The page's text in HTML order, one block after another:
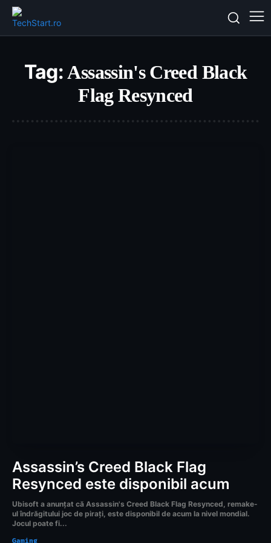
Tag:Assassin's Creed Black
Flag Resynced
Assassin’s Creed Black Flag
Resynced este disponibil acum
Ubisoft a anunțat că Assassin's Creed Black Flag Resynced, remake-
ul îndrăgitului joc de pirați, este disponibil de acum la nivel mondial.
Jocul poate fi...
Gaming